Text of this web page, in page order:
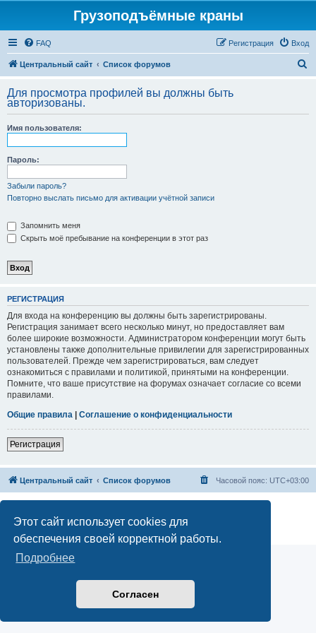
Этот сайт использует cookies для
обеспечения своей корректной работы.
Подробнее
Согласен
Грузоподъёмные краны
FAQ Вход
Регистрация
Центральный сайт Список форумов
с
Для просмотра профилей вы должны быть
авторизованы.
Имя пользователя:
Пароль:
Забыли пароль?
Повторно выслать письмо для активации учётной записи
Запомнить меня
Скрыть моё пребывание на конференции в этот раз
РЕГИСТРАЦИЯ
Для входа на конференцию вы должны быть зарегистрированы.
Регистрация занимает всего несколько минут, но предоставляет вам
более широкие возможности. Администратором конференции могут быть
установлены также дополнительные привилегии для зарегистрированных
пользователей. Прежде чем зарегистрироваться, вам следует
ознакомиться с правилами и политикой, принятыми на конференции.
Помните, что ваше присутствие на форумах означает согласие со всеми
правилами.
Общие правила | Соглашение о конфиденциальности
Регистрация
Центральный сайт Список форумов Часовой пояс: UTC+03:00
Русская поддержка phpBB